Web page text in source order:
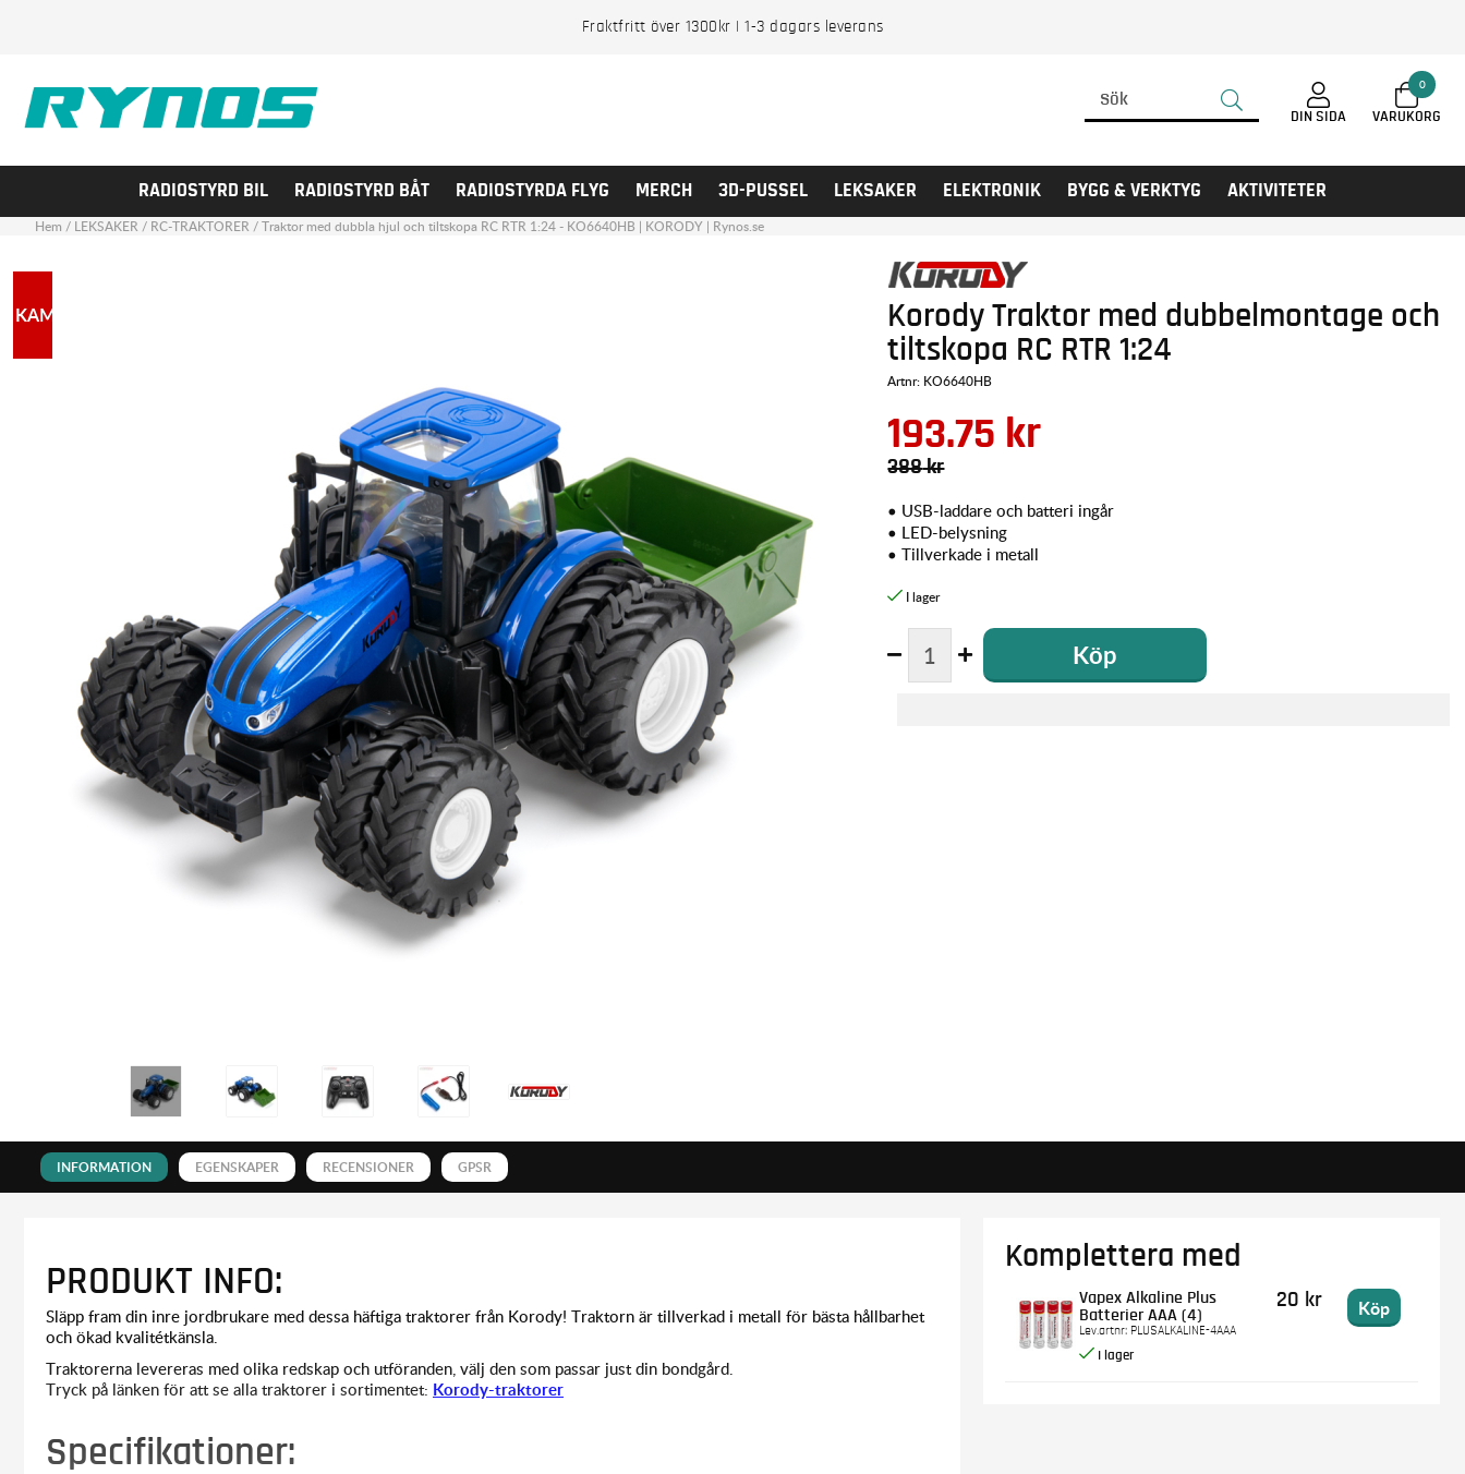
Fraktfritt över 1300kr | 1-3 dagars leverans
0
DIN SIDA
RADIOSTYRD BIL RADIOSTYRD BÅT RADIOSTYRDA FLYG MERCH 3D-PUSSEL LEKSAKER ELEKTRONIK BYGG & VERKTYG AKTIVITETER
Hem / LEKSAKER / RC-TRAKTORER /Traktor med dubbla hjul och tiltskopa RC RTR 1:24 - KO6640HB | KORODY | Rynos.se
Korody Traktor med dubbelmontage och
tiltskopa RC RTR 1:24
Artnr: KO6640HB
388kr
193.75 kr
• USB-laddare och batteri ingår
• LED-belysning
•Tillverkade i metall
Köp
INFORMATION EGENSKAPER RECENSIONER GPSR
PRODUKT INFO:
Släpp fram din inre jordbrukare med dessa häftiga traktorer från Korody! Traktorn är tillverkad i metall för bästa hållbarhet
och ökad kvalitétkänsla.
Traktorerna levereras med olika redskap och utföranden, välj den som passar just din bondgård.
Tryck på länken för att se alla traktorer i sortimentet: Korody-traktorer
Specifikationer:
Komplettera med
Vapex Alkaline Plus
Batterier AAA (4)
Lev.artnr: PLUSALKALINE-4AAA
20 kr Köp